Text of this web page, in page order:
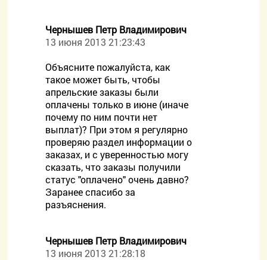
Чернышев Петр Владимирович
13 июня 2013 21:23:43
Объясните пожалуйста, как
такое может быть, чтобы
апрельские заказы были
оплачены только в июне (иначе
почему по ним почти нет
выплат)? При этом я регулярно
проверяю раздел информации о
заказах, и с уверенностью могу
сказать, что заказы получили
статус "оплачено" очень давно?
Заранее спасибо за
разъяснения.
Чернышев Петр Владимирович
13 июня 2013 21:28:18